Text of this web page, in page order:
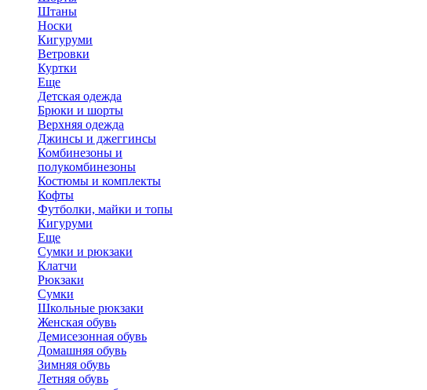
Штаны
Носки
Кигуруми
Ветровки
Куртки
Еще
Детская одежда
Брюки и шорты
Верхняя одежда
Джинсы и джеггинсы
Комбинезоны и
полукомбинезоны
Костюмы и комплекты
Кофты
Футболки, майки и топы
Кигуруми
Еще
Сумки и рюкзаки
Клатчи
Рюкзаки
Сумки
Школьные рюкзаки
Женская обувь
Демисезонная обувь
Домашняя обувь
Зимняя обувь
Летняя обувь